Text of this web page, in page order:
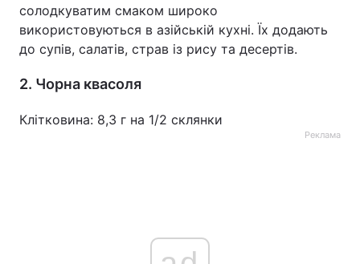
солодкуватим смаком широко
використовуються в азійській кухні. Їх додають
до супів, салатів, страв із рису та десертів.
2. Чорна квасоля
Клітковина: 8,3 г на 1/2 склянки
Реклама